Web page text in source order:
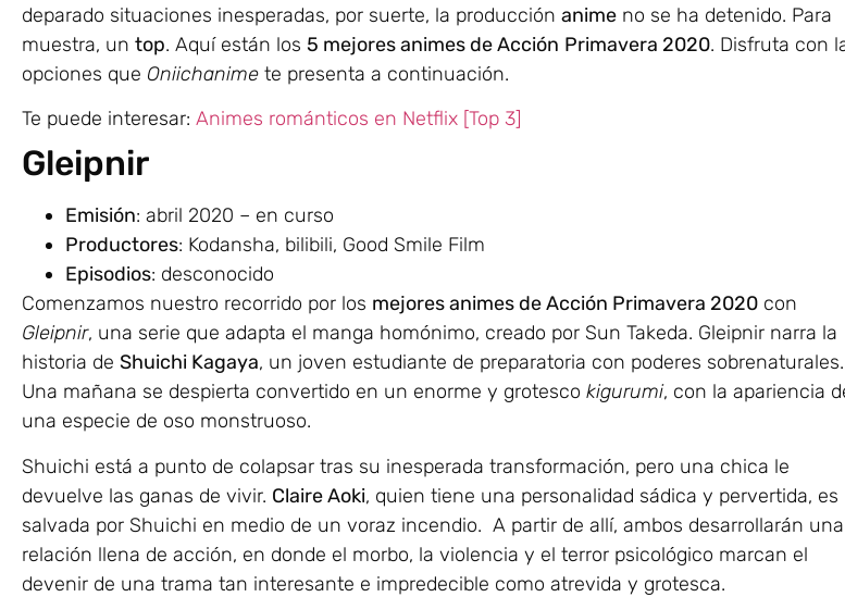
deparado situaciones inesperadas, por suerte, la producción anime no se ha detenido. Para
muestra, un top. Aquí están los 5 mejores animes de Acción Primavera 2020. Disfruta con
opciones que Oniichanime te presenta a continuación.
Te puede interesar: Animes románticos en Netflix [Top 3]
Gleipnir
Emisión: abril 2020 – en curso
Productores: Kodansha, bilibili, Good Smile Film
Episodios: desconocido
Comenzamos nuestro recorrido por los mejores animes de Acción Primavera 2020 con
Gleipnir, una serie que adapta el manga homónimo, creado por Sun Takeda. Gleipnir narra la
historia de Shuichi Kagaya, un joven estudiante de preparatoria con poderes sobrenaturales.
Una mañana se despierta convertido en un enorme y grotesco kigurumi, con la apariencia
una especie de oso monstruoso.
Shuichi está a punto de colapsar tras su inesperada transformación, pero una chica le
devuelve las ganas de vivir. Claire Aoki, quien tiene una personalidad sádica y pervertida, es
salvada por Shuichi en medio de un voraz incendio. A partir de allí, ambos desarrollarán una
relación llena de acción, en donde el morbo, la violencia y el terror psicológico marcan el
devenir de una trama tan interesante e impredecible como atrevida y grotesca.